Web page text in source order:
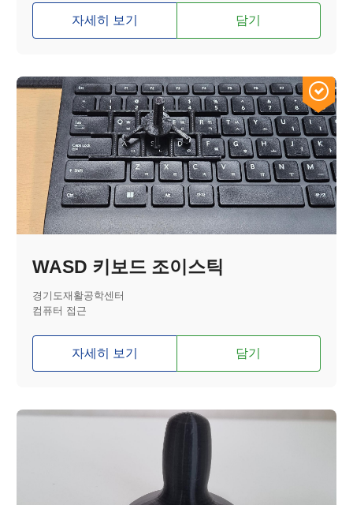
자세히 보기 담기
WASD 키보드 조이스틱
경기도재활공학센터
컴퓨터 접근
자세히 보기 담기